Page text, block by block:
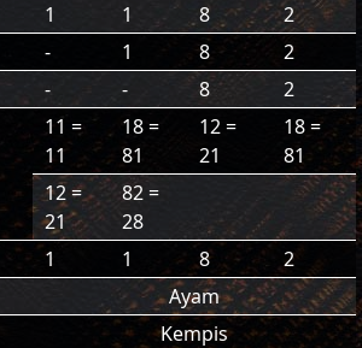
1 1 8
2
- 1 8
2
- - 8
2
11 =
11
18 =
81
12 =
21
18 =
81
12 =
21
82 =
28
1 1 8
2
Ayam
Kempis